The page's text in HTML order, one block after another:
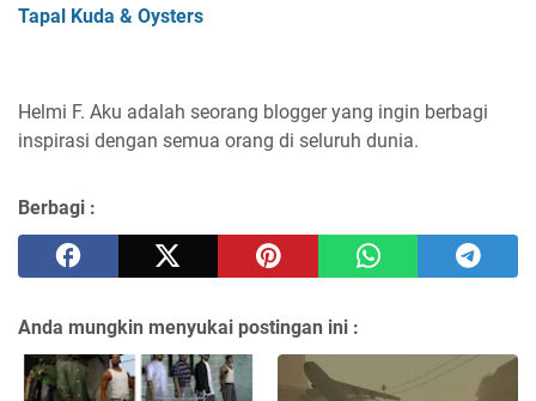
Tapal Kuda & Oysters
Helmi F. Aku adalah seorang blogger yang ingin berbagi
inspirasi dengan semua orang di seluruh dunia.
Berbagi :
Anda mungkin menyukai postingan ini :